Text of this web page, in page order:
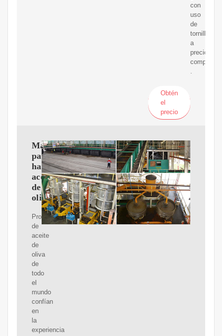
con
uso
de
tornillo
a
precio
Obtén
el
precio
Maquinaria
para
hacer
aceite
de
oliva
Productores
de
aceite
de
oliva
de
todo
el
mundo
confían
en
la
experiencia